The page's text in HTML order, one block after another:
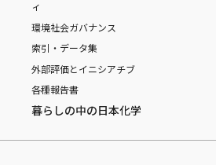
ィ
環境社会ガバナンス
索引・データ集
外部評価とイニシアチブ
各種報告書
暮らしの中の日本化学